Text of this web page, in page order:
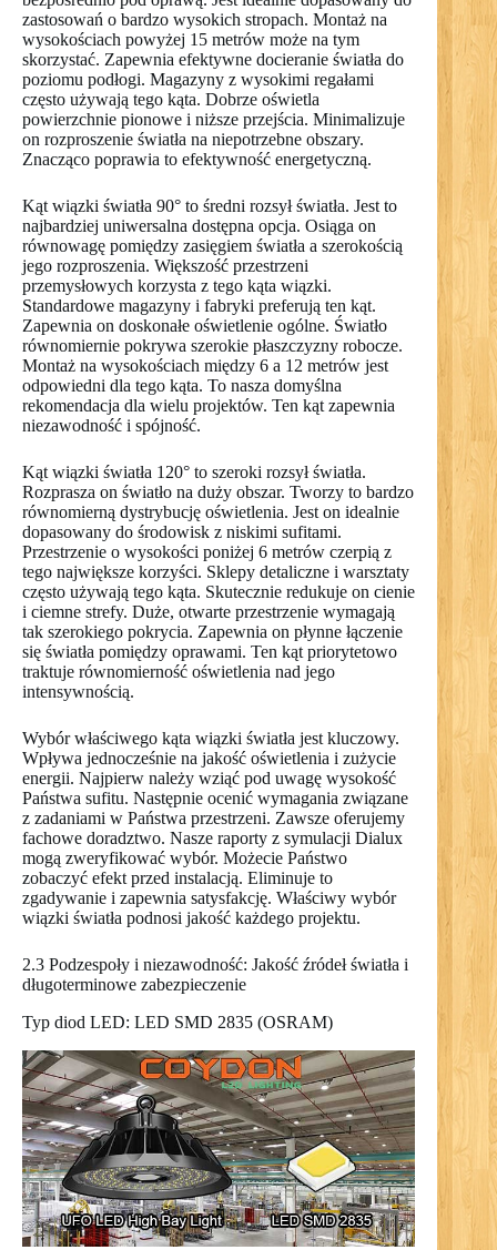
zastosowań o bardzo wysokich stropach. Montaż na
wysokościach powyżej 15 metrów może na tym
skorzystać. Zapewnia efektywne docieranie światła do
poziomu podłogi. Magazyny z wysokimi regałami
często używają tego kąta. Dobrze oświetla
powierzchnie pionowe i niższe przejścia. Minimalizuje
on rozproszenie światła na niepotrzebne obszary.
Znacząco poprawia to efektywność energetyczną.
Kąt wiązki światła 90° to średni rozsył światła. Jest to
najbardziej uniwersalna dostępna opcja. Osiąga on
równowagę pomiędzy zasięgiem światła a szerokością
jego rozproszenia. Większość przestrzeni
przemysłowych korzysta z tego kąta wiązki.
Standardowe magazyny i fabryki preferują ten kąt.
Zapewnia on doskonałe oświetlenie ogólne. Światło
równomiernie pokrywa szerokie płaszczyzny robocze.
Montaż na wysokościach między 6 a 12 metrów jest
odpowiedni dla tego kąta. To nasza domyślna
rekomendacja dla wielu projektów. Ten kąt zapewnia
niezawodność i spójność.
Kąt wiązki światła 120° to szeroki rozsył światła.
Rozprasza on światło na duży obszar. Tworzy to bardzo
równomierną dystrybucję oświetlenia. Jest on idealnie
dopasowany do środowisk z niskimi sufitami.
Przestrzenie o wysokości poniżej 6 metrów czerpią z
tego największe korzyści. Sklepy detaliczne i warsztaty
często używają tego kąta. Skutecznie redukuje on cienie
i ciemne strefy. Duże, otwarte przestrzenie wymagają
tak szerokiego pokrycia. Zapewnia on płynne łączenie
się światła pomiędzy oprawami. Ten kąt priorytetowo
traktuje równomierność oświetlenia nad jego
intensywnością.
Wybór właściwego kąta wiązki światła jest kluczowy.
Wpływa jednocześnie na jakość oświetlenia i zużycie
energii. Najpierw należy wziąć pod uwagę wysokość
Państwa sufitu. Następnie ocenić wymagania związane
z zadaniami w Państwa przestrzeni. Zawsze oferujemy
fachowe doradztwo. Nasze raporty z symulacji Dialux
mogą zweryfikować wybór. Możecie Państwo
zobaczyć efekt przed instalacją. Eliminuje to
zgadywanie i zapewnia satysfakcję. Właściwy wybór
wiązki światła podnosi jakość każdego projektu.
2.3 Podzespoły i niezawodność: Jakość źródeł światła i
długoterminowe zabezpieczenie
Typ diod LED: LED SMD 2835 (OSRAM)